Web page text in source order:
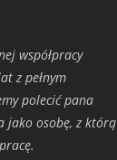
współpracy
z pełnym
polecić pana
jako osobę, z którą